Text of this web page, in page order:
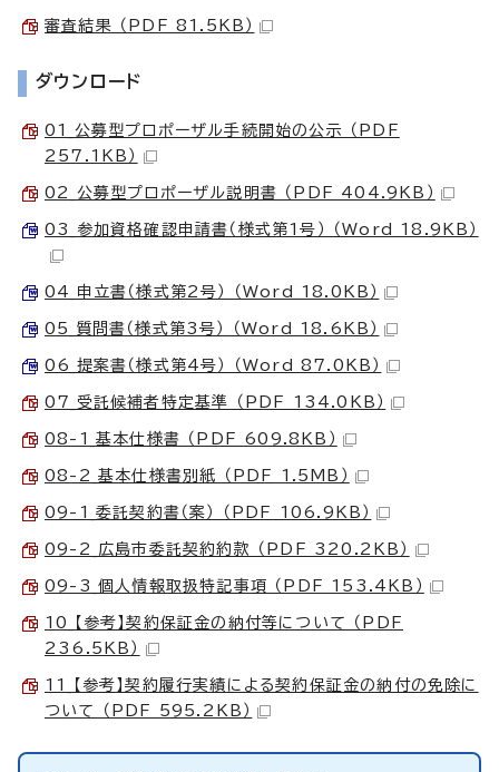
審査結果 （PDF 81.5KB）
ダウンロード
01_公募型プロポーザル手続開始の公示 （PDF
257.1KB）
02_公募型プロポーザル説明書 （PDF 404.9KB）
03_参加資格確認申請書（様式第1号） （Word 18.9KB）
04_申立書（様式第2号） （Word 18.0KB）
05_質問書（様式第3号） （Word 18.6KB）
06_提案書（様式第4号） （Word 87.0KB）
07_受託候補者特定基準 （PDF 134.0KB）
08-1_基本仕様書 （PDF 609.8KB）
08-2_基本仕様書別紙 （PDF 1.5MB）
09-1_委託契約書（案） （PDF 106.9KB）
09-2_広島市委託契約約款 （PDF 320.2KB）
09-3_個人情報取扱特記事項 （PDF 153.4KB）
10_【参考】契約保証金の納付等について （PDF
236.5KB）
11_【参考】契約履行実績による契約保証金の納付の免除に
ついて （PDF 595.2KB）